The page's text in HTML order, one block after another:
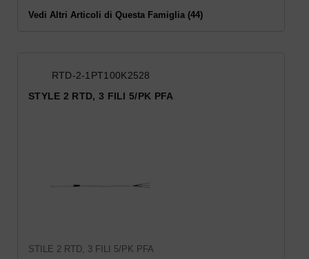
Vedi Altri Articoli di Questa Famiglia (44)
RTD-2-1PT100K2528
STYLE 2 RTD, 3 FILI 5/PK PFA
STILE 2 RTD, 3 FILI 5/PK PFA